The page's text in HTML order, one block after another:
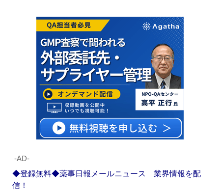
‐AD‐
◆登録無料◆薬事日報メールニュース 業界情報を配
信！